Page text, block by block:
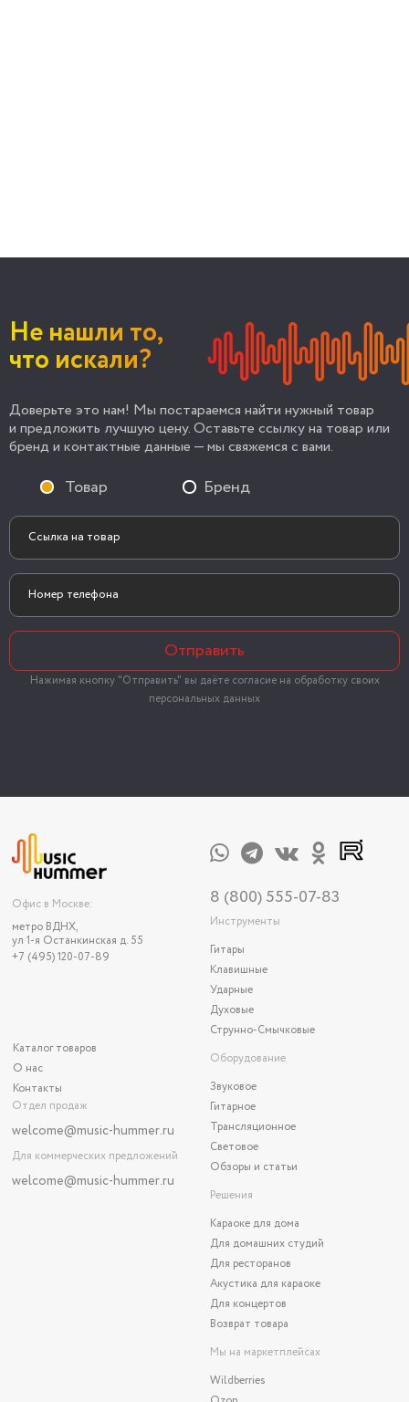
Не нашли то,
что искали?
Доверьте это нам! Мы постараемся найти нужный товар
и предложить лучшую цену. Оставьте ссылку на товар или
бренд и контактные данные — мы свяжемся с вами.
Товар Бренд
Отправить
Нажимая кнопку "Отправить" вы даёте согласие на обработку своих
персональных данных
Офис в Москве:
метро ВДНХ,
ул 1-я Останкинская д. 55
+7 (495) 120-07-89
Каталог товаров
О нас
Контакты
Отдел продаж
welcome@music-hummer.ru
Для коммерческих предложений
welcome@music-hummer.ru
8 (800) 555-07-83
Инструменты
Гитары
Клавишные
Ударные
Духовые
Струнно-Смычковые
Оборудование
Звуковое
Гитарное
Трансляционное
Световое
Обзоры и статьи
Решения
Караоке для дома
Для домашних студий
Для ресторанов
Акустика для караоке
Для концертов
Возврат товара
Мы на маркетплейсах
Wildberries